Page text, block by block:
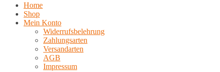
Home
Shop
Mein Konto
Widerrufsbelehrung
Zahlungsarten
Versandarten
AGB
Impressum